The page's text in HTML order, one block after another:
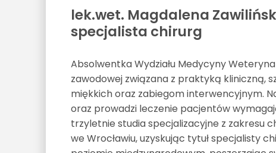
lek.wet. Magdalena
specjalista chirurg
Absolwentka Wydziału Medycyny
zawodowej związana z praktyką kliniczną,
miękkich oraz zabiegom interwencyjnym.
oraz prowadzi leczenie pacjentów
trzyletnie studia specjalizacyjne z zakresu
we Wrocławiu, uzyskując tytuł specjalisty